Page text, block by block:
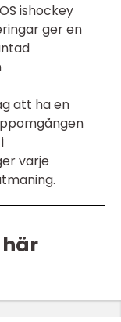
ishockey
ger en
att ha en
varje